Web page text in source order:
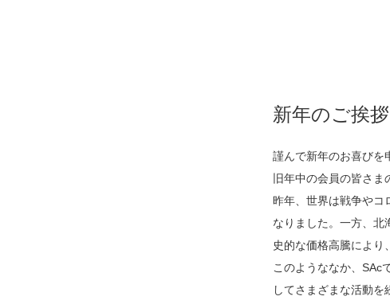
新年のご挨拶
謹んで新年のお喜びを
旧年中の会員の皆さま
昨年、世界は戦争やコ
なりました。一方、北
史的な価格高騰により
このようななか、SAc
してさまざまな活動を